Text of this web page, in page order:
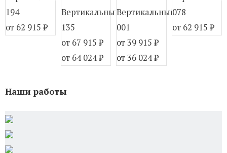
194
от 62 915 ₽
Вертикальный
135
от 67 915 ₽
от 64 024₽
Вертикальный
001
от 39 915 ₽
от 36 024₽
078
от 62 915 ₽
Наши работы